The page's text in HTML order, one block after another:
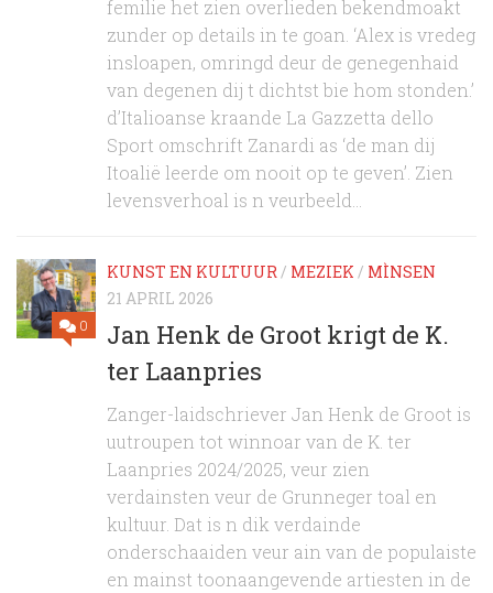
femilie het zien overlieden bekendmoakt
zunder op details in te goan. ‘Alex is vredeg
insloapen, omringd deur de genegenhaid
van degenen dij t dichtst bie hom stonden.’
d’Italioanse kraande La Gazzetta dello
Sport omschrift Zanardi as ‘de man dij
Itoalië leerde om nooit op te geven’. Zien
levensverhoal is n veurbeeld...
0
KUNST EN KULTUUR/ MEZIEK / MÌNSEN
21 APRIL 2026
Jan Henk de Groot krigt de K.
ter Laanpries
Zanger-laidschriever Jan Henk de Groot is
uutroupen tot winnoar van de K. ter
Laanpries 2024/2025, veur zien
verdainsten veur de Grunneger toal en
kultuur. Dat is n dik verdainde
onderschaaiden veur ain van de populaiste
en mainst toonaangevende artiesten in de